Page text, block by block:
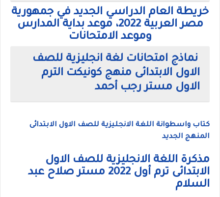
خريطة العام الدراسي الجديد في جمهورية
مصر العربية 2022، موعد بداية المدارس
وموعد الامتحانات
نماذج امتحانات لغة انجليزية للصف
الاول الابتدائى منهج كونيكت الترم
الاول مستر رجب أحمد
كتاب واسطوانة اللغة الانجليزية للصف الاول الابتدائى
المنهج الجديد
مذكرة اللغة الانجليزية للصف الاول
الابتدائى ترم أول 2022 مستر صلاح عبد
السلام